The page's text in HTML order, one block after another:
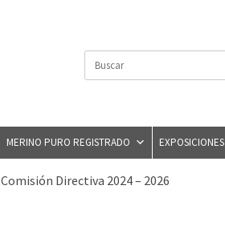
for:
MERINO PURO REGISTRADO EXPOSICIONES
Comisión Directiva 2024 – 2026